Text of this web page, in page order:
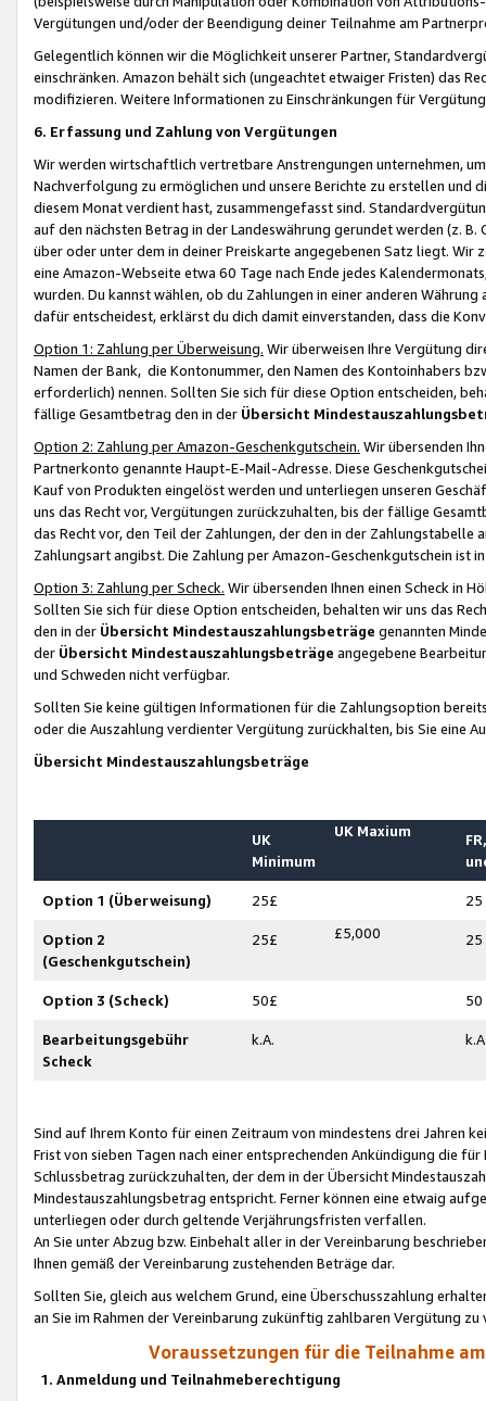
Vergütungen und/oder der Beendigung deiner Teilnahme am
Gelegentlich können wir die Möglichkeit unserer Partner,
einschränken. Amazon behält sich (ungeachtet etwaiger Fristen) das
modifizieren. Weitere Informationen zu Einschränkungen für
6. Erfassung und Zahlung von Vergütungen
Wir werden wirtschaftlich vertretbare Anstrengungen unternehmen,
Nachverfolgung zu ermöglichen und unsere Berichte zu erstellen und
diesem Monat verdient hast, zusammengefasst sind.
auf den nächsten Betrag in der Landeswährung gerundet werden (z.
über oder unter dem in deiner Preiskarte angegebenen Satz liegt.
eine Amazon-Webseite etwa 60 Tage nach Ende jedes
wurden. Du kannst wählen, ob du Zahlungen in einer anderen
dafür entscheidest, erklärst du dich damit einverstanden, dass die
Option 1: Zahlung per Überweisung. Wir überweisen Ihre Vergütung
Namen der Bank, die Kontonummer, den Namen des Kontoinhabers
erforderlich) nennen. Sollten Sie sich für diese Option entscheiden,
fällige Gesamtbetrag den in der Übersicht
Option 2: Zahlung per Amazon-Geschenkgutschein. Wir übersenden
Partnerkonto genannte Haupt-E-Mail-Adresse. Diese
Kauf von Produkten eingelöst werden und unterliegen unseren
uns das Recht vor, Vergütungen zurückzuhalten, bis der fällige
das Recht vor, den Teil der Zahlungen, der den in der
Zahlungsart angibst. Die Zahlung per Amazon-Geschenkgutschein ist
Option 3: Zahlung per Scheck. Wir übersenden Ihnen einen Scheck in
Sollten Sie sich für diese Option entscheiden, behalten wir uns das
den in der Übersicht Mindestauszahlungsbeträge genannten
der Übersicht Mindestauszahlungsbeträge angegebene
und Schweden nicht verfügbar.
Sollten Sie keine gültigen Informationen für die Zahlungsoption
oder die Auszahlung verdienter Vergütung zurückhalten, bis Sie
Übersicht Mindestauszahlungsbeträge
UK
Minimum
UK Maxium
Option 1 (Überweisung) 25£ 25
Option 2
(Geschenkgutschein)
25£ £5,000 25
Option 3 (Scheck) 50£ 50
Bearbeitungsgebühr
Scheck
k.A.
Sind auf Ihrem Konto für einen Zeitraum von mindestens drei Jahren
Frist von sieben Tagen nach einer entsprechenden Ankündigung die
Schlussbetrag zurückzuhalten, der dem in der Übersicht
Mindestauszahlungsbetrag entspricht. Ferner können eine etwaig
unterliegen oder durch geltende Verjährungsfristen verfallen.
An Sie unter Abzug bzw. Einbehalt aller in der Vereinbarung
Ihnen gemäß der Vereinbarung zustehenden Beträge dar.
Sollten Sie, gleich aus welchem Grund, eine Überschusszahlung
an Sie im Rahmen der Vereinbarung zukünftig zahlbaren Vergütung zu
Voraussetzungen für die Teilnahme
1. Anmeldung und Teilnahmeberechtigung